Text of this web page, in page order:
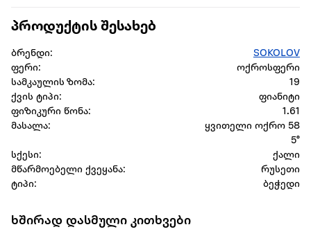
პროდუქტის შესახებ
ბრენდი:
SOKOLOV
ფერი:
ოქროსფერი
სამკაულის ზომა:
19
ქვის ტიპი:
ფიანიტი
ფიზიკური წონა:
1.61
მასალა:
ყვითელი ოქრო 58
5°
სქესი:
ქალი
მწარმოებელი ქვეყანა:
რუსეთი
ტიპი:
ბეჭედი
ხშირად დასმული კითხვები